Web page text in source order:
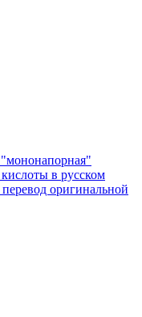
в русском
оригинальной